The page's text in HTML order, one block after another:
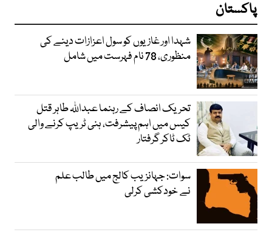
پاکستان
شہدا اور غازیوں کو سول اعزازات دینے کی
منظوری، 78 نام فہرست میں شامل
تحریک انصاف کے رہنما عبداللہ طاہر قتل
کیس میں اہم پیشرفت، ہنی ٹریپ کرنے والی
ٹک ٹاکر گرفتار
سوات: جہانزیب کالج میں طالب علم
نے خودکشی کرلی